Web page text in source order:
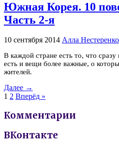
Южная Корея. 10
Часть 2-я
10 сентября 2014 Алла Нестеренко
В каждой стране есть то, что сразу
есть и вещи более важные, о
жителей.
Далее →
1 2 Вперёд »
Комментарии
ВКонтакте